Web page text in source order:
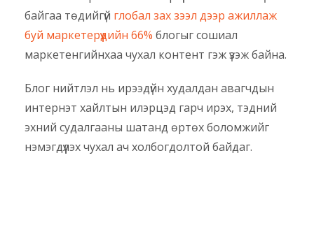
байгаа төдийгүй глобал зах зээл дээр ажиллаж
буй маркетерүүдийн 66% блогыг сошиал
маркетенгийнхаа чухал контент гэж үзэж байна.
Блог нийтлэл нь ирээдүйн худалдан авагчдын
интернэт хайлтын илэрцэд гарч ирэх, тэдний
эхний судалгааны шатанд өртөх боломжийг
нэмэгдүүлэх чухал ач холбогдолтой байдаг.